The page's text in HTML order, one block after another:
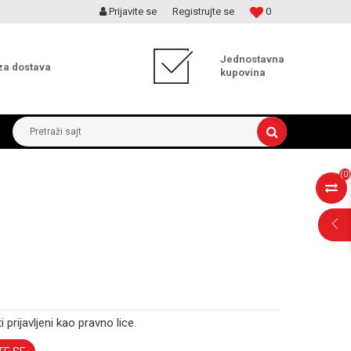
MOGUĆNOST ISPORUKE ZA 24H! 0
Prijavite se Registrujte se
dostava
Jednostavna
kupovina
Pretraži sajt
(0)
prijavljeni kao pravno lice.